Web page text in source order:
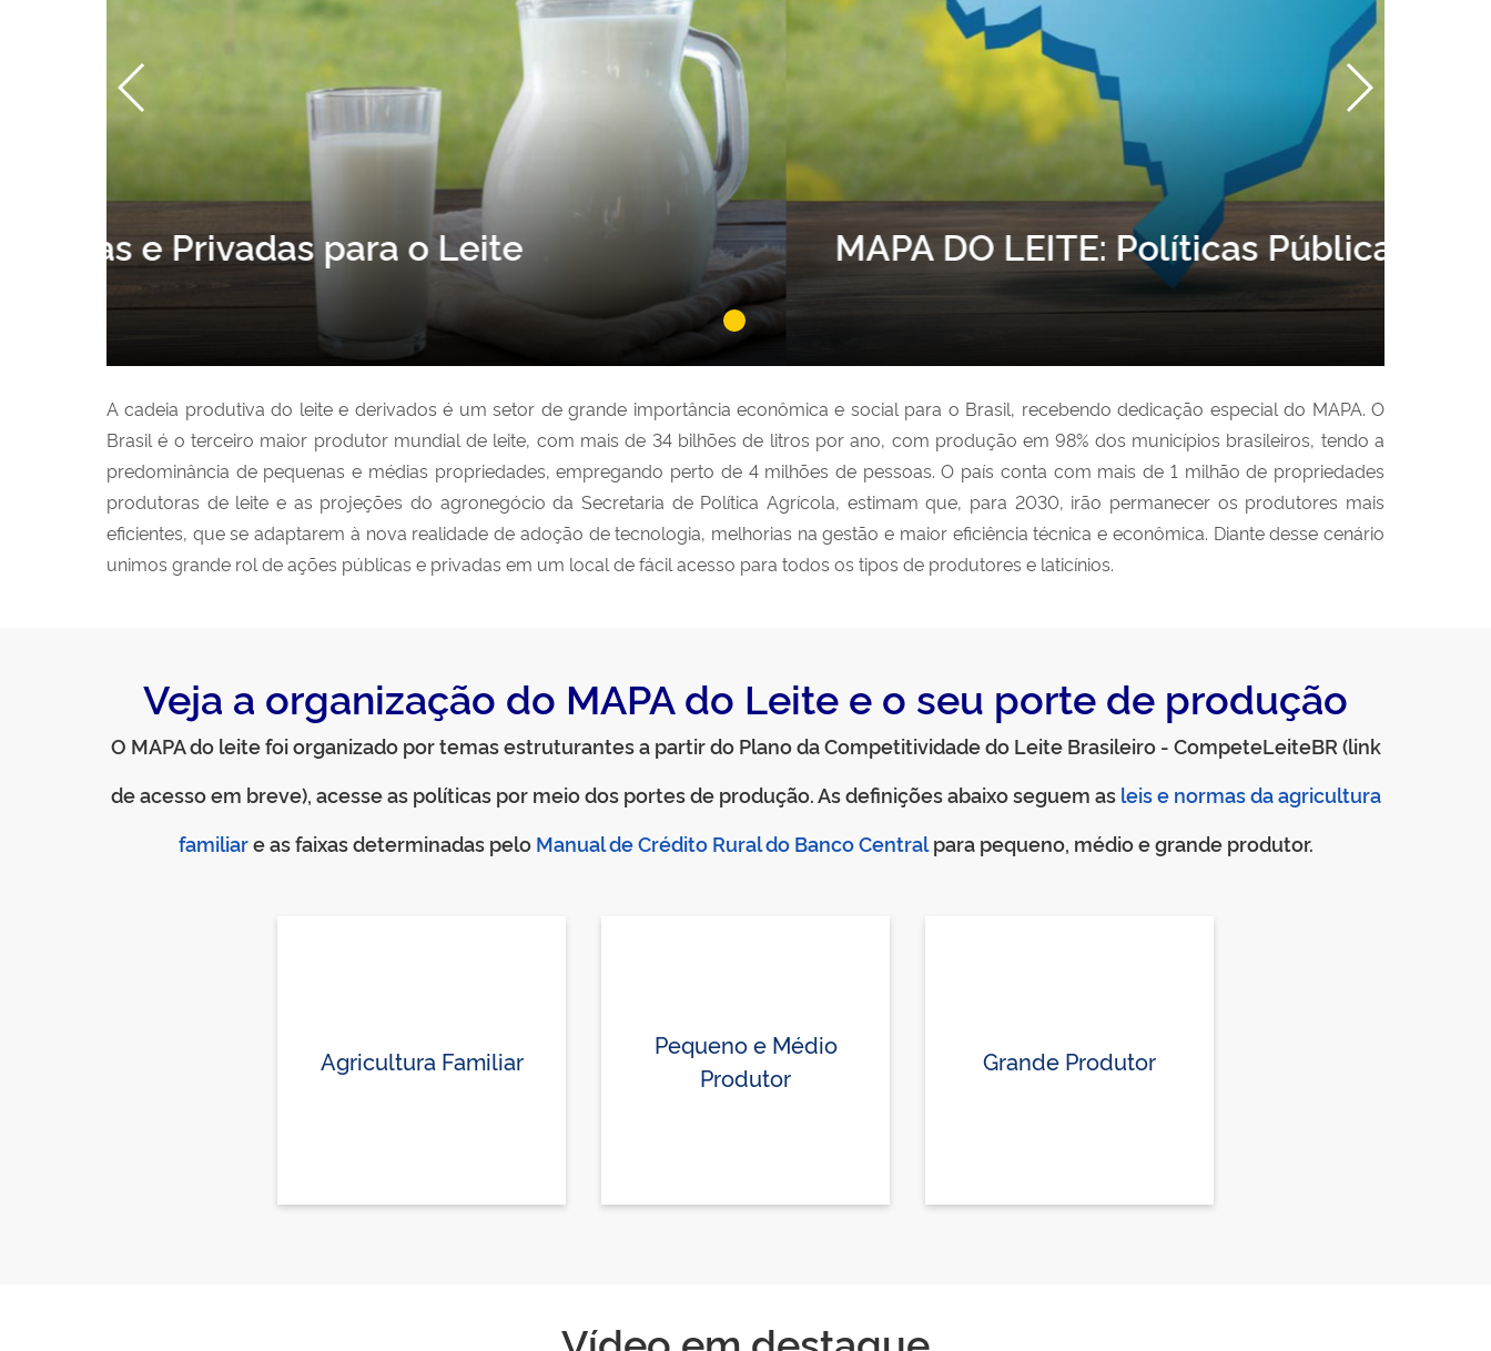
MAPA DO LEITE: Políticas Públicas e Privadas para o Leite
A cadeia produtiva do leite e derivados é um setor de grande importância econômica e social para o Brasil, recebendo dedicação especial do MAPA. O
Brasil é o terceiro maior produtor mundial de leite, com mais de 34 bilhões de litros por ano, com produção em 98% dos municípios brasileiros, tendo a
predominância de pequenas e médias propriedades, empregando perto de 4 milhões de pessoas. O país conta com mais de 1 milhão de propriedades
produtoras de leite e as projeções do agronegócio da Secretaria de Política Agrícola, estimam que, para 2030, irão permanecer os produtores mais
eficientes, que se adaptarem à nova realidade de adoção de tecnologia, melhorias na gestão e maior eficiência técnica e econômica. Diante desse cenário
unimos grande rol de ações públicas e privadas em um local de fácil acesso para todos os tipos de produtores e laticínios.
Veja a organização do MAPA do Leite e o seu porte de produção
O MAPA do leite foi organizado por temas estruturantes a partir do Plano da Competitividade do Leite Brasileiro - CompeteLeiteBR (link
de acesso em breve), acesse as políticas por meio dos portes de produção. As definições abaixo seguem as leis e normas da agricultura
familiare as faixas determinadas pelo Manual de Crédito Rural do Banco Centralpara pequeno, médio e grande produtor.
Agricultura Familiar
Pequeno e Médio
Produtor
Grande Produtor